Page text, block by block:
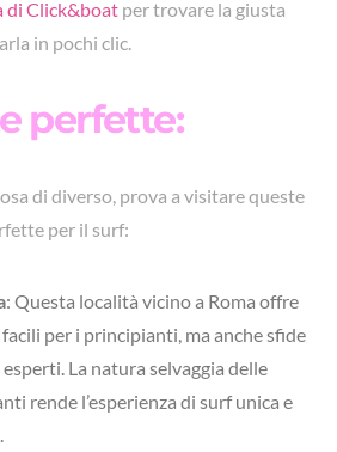
di Click&boat per trovare la giusta
in pochi clic.
perfette:
di diverso, prova a visitare queste
per il surf:
: Questa località vicino a Roma offre
per i principianti, ma anche sfide
La natura selvaggia delle
rende l’esperienza di surf unica e